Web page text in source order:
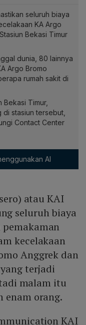
seluruh biaya
KA Argo
Bekasi Timur
dunia, 80 lainnya
Argo Bromo
rumah sakit di
Bekasi Timur,
di stasiun tersebut,
Contact Center
AI
atau KAI
seluruh biaya
kecelakaan
Anggrek dan
terjadi
malam itu
enam orang.
KAI